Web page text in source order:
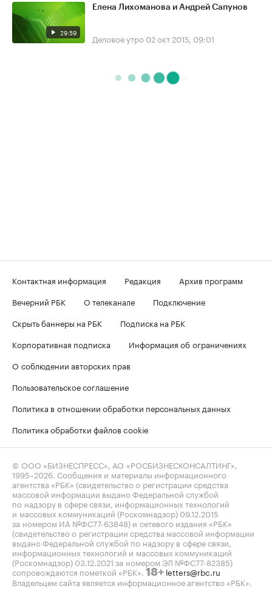
29:59
Елена Лихоманова и Андрей Сапунов
Деловое утро 02 окт 2015, 09:01
Контактная информация Редакция
Архив программ
Вечерний РБК
О телеканале
Подключение
Скрыть баннеры на РБК
Подписка на РБК
Корпоративная подписка
Информация об ограничениях
О соблюдении авторских прав
Пользовательское соглашение
Политика в отношении обработки персональных данных
Политика обработки файлов cookie
© ООО «БИЗНЕСПРЕСС», АО «РОСБИЗНЕСКОНСАЛТИНГ»,
1995–2026 . Сообщения и материалы информационного
агентства «РБК» (свидетельство о регистрации средства
массовой информации выдано Федеральной службой
по надзору в сфере связи, информационных технологий
и массовых коммуникаций (Роскомнадзор) 09.12.2015
за номером ИА №ФС77-63848) и сетевого издания «РБК»
(свидетельство о регистрации средства массовой информации
выдано Федеральной службой по надзору в сфере связи,
информационных технологий и массовых коммуникаций
(Роскомнадзор) 03.12.2021 за номером ЭЛ №ФС77-82385)
сопровождаются пометкой «РБК». 18+ letters@rbc.ru
Владельцем сайта является информационное агентство «РБК».